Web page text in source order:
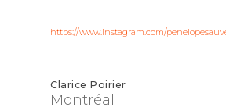
https://www.instagram.com/
Clarice Poirier
Montréal